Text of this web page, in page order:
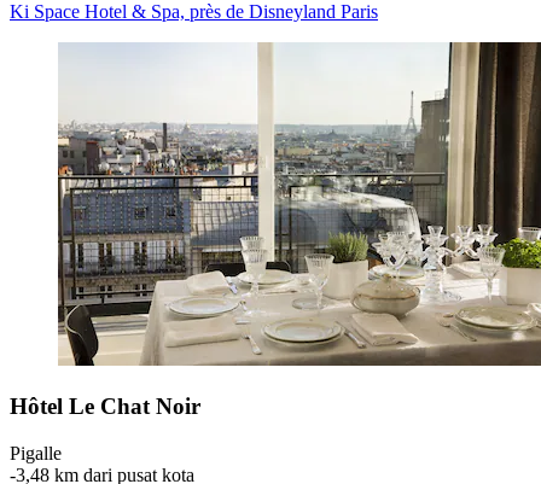
Ki Space Hotel & Spa, près de Disneyland Paris
Hôtel Le Chat Noir
Pigalle
‐3,48 km dari pusat kota